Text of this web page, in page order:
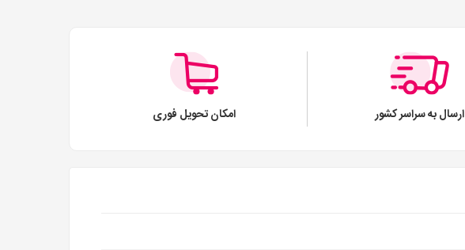
ارسال به سراسر کشور امکان تحویل فوری